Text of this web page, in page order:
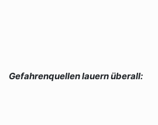
Gefahrenquellen lauern überall: